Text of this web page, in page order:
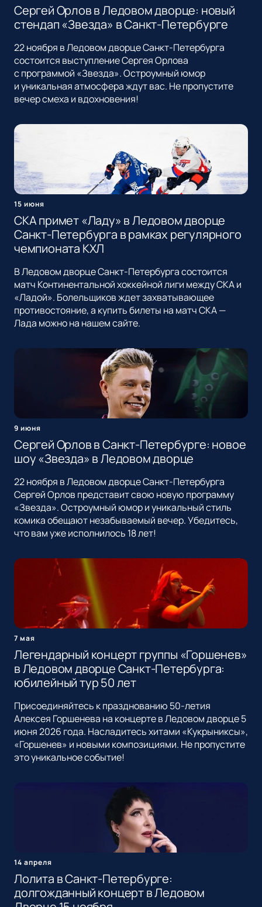
Сергей Орлов в Ледовом дворце: новый
стендап «Звезда» в Санкт-Петербурге
22 ноября в Ледовом дворце Санкт-Петербурга
состоится выступление Сергея Орлова
с программой «Звезда». Остроумный юмор
и уникальная атмосфера ждут вас. Не пропустите
вечер смеха и вдохновения!
15 июня
СКА примет «Ладу» в Ледовом дворце
Санкт-Петербурга в рамках регулярного
чемпионата КХЛ
В Ледовом дворце Санкт-Петербурга состоится
матч Континентальной хоккейной лиги между СКА и
«Ладой». Болельщиков ждет захватывающее
противостояние, а купить билеты на матч СКА —
Лада можно на нашем сайте.
9 июня
Сергей Орлов в Санкт-Петербурге: новое
шоу «Звезда» в Ледовом дворце
22 ноября в Ледовом дворце Санкт-Петербурга
Сергей Орлов представит свою новую программу
«Звезда». Остроумный юмор и уникальный стиль
комика обещают незабываемый вечер. Убедитесь,
что вам уже исполнилось 18 лет!
7 мая
Легендарный концерт группы «Горшенев»
в Ледовом дворце Санкт-Петербурга:
юбилейный тур 50 лет
Присоединяйтесь к празднованию 50-летия
Алексея Горшенева на концерте в Ледовом дворце 5
июня 2026 года. Насладитесь хитами «Кукрыниксы»,
«Горшенев» и новыми композициями. Не пропустите
это уникальное событие!
14 апреля
Лолита в Санкт-Петербурге:
долгожданный концерт в Ледовом